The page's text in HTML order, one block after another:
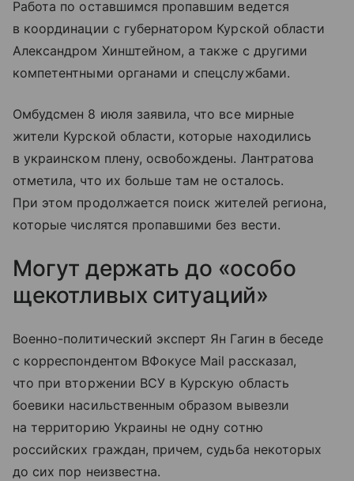
Работа по оставшимся пропавшим ведется
в координации с губернатором Курской области
Александром Хинштейном, а также с другими
компетентными органами и спецслужбами.
Омбудсмен 8 июля заявила, что все мирные
жители Курской области, которые находились
в украинском плену, освобождены. Лантратова
отметила, что их больше там не осталось.
При этом продолжается поиск жителей региона,
которые числятся пропавшими без вести.
Могут держать до «особо
щекотливых ситуаций»
Военно-политический эксперт Ян Гагин в беседе
с корреспондентом ВФокусе Mail рассказал,
что при вторжении ВСУ в Курскую область
боевики насильственным образом вывезли
на территорию Украины не одну сотню
российских граждан, причем, судьба некоторых
до сих пор неизвестна.